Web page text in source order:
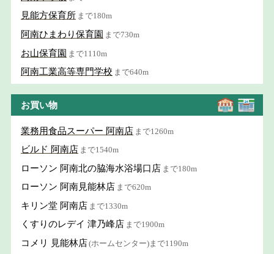
見能方保育所 まで180m
阿南ひまわり保育園 まで730m
お山保育園 まで1110m
阿南工業高等専門学校 まで640m
お買い物
業務用食品スーパー 阿南店 まで1260m
ビルド 阿南店 まで1540m
ローソン 阿南北の脇海水浴場口店 まで180m
ローソン 阿南見能林店 まで620m
キリン堂 阿南店 まで1330m
くすりのレデイ 津乃峰店 まで1900m
コメリ 見能林店(ホームセンター)まで1190m